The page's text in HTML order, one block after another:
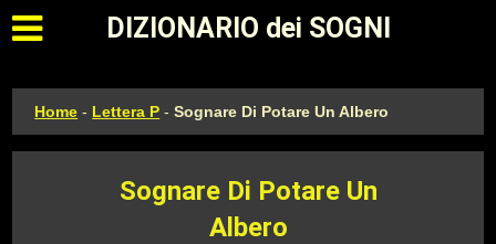
Apri il menu principale
DIZIONARIO dei SOGNI
Home - Lettera P -Sognare Di Potare Un Albero
Sognare Di Potare Un
Albero